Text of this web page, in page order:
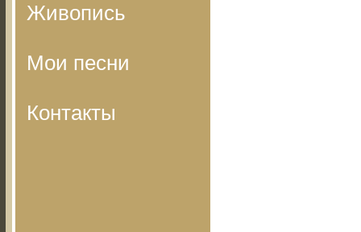
Живопись
Мои песни
Контакты